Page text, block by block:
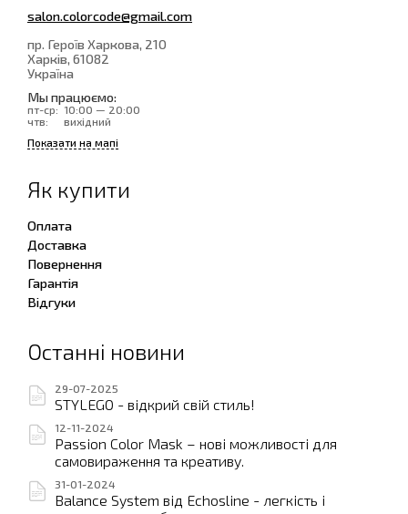
salon.colorcode@gmail.com
пр. Героїв Харкова, 210
Харків, 61082
Україна
Мы працюємо:
пт-ср: 10:00 — 20:00
чтв:
вихідний
Показати на мапі
Як купити
Оплата
Доставка
Повернення
Гарантія
Відгуки
Останні новини
29-07-2025
STYLEGO - відкрий свій стиль!
12-11-2024
Passion Color Mask – нові можливості для
самовираження та креативу.
31-01-2024
Balance System від Echosline - легкість і